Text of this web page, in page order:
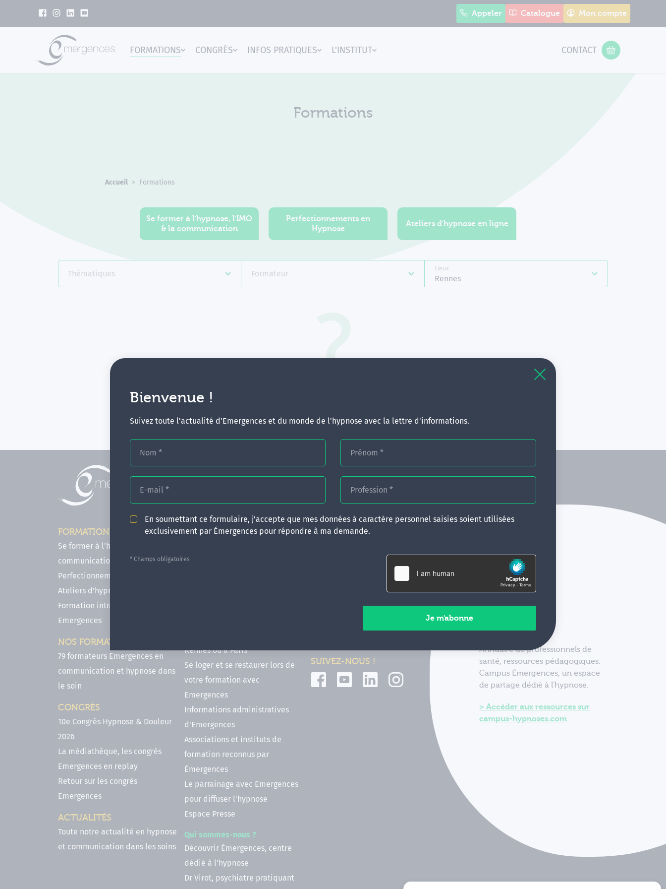
Bienvenue !
Suivez toute l'actualité d'Emergences et du monde de l'hypnose avec la lettre d'informations.
Nom * Prénom *
E-mail * Profession *
En soumettant ce formulaire, j'accepte que mes données à caractère personnel saisies soient utilisées
exclusivement par Émergences pour répondre à ma demande.
* Champs obligatoires
Appeler Catalogue Mon compte
Emergences
FORMATIONS CONGRÈS INFOS PRATIQUES L'INSTITUT CONTACT
VOTRE PANIER
Formations
Accueil Formations
Se former à l'hypnose, l'IMO
& la communication
Perfectionnements en
Hypnose
Ateliers d'hypnose en ligne
Thématiques Formateur
Lieux
Rennes
Aucune formation ne correspond à
FORMATIONS
Se former à l'hypnose, l'IMO & la
communication
Perfectionnements en Hypnose
Ateliers d'hypnose en ligne
Formation intra-établissement
Emergences
NOS FORMATEURS
79 formateurs Emergences en
communication et hypnose dans
le soin
CONGRÈS
10e Congrès Hypnose & Douleur
2026
La médiathèque, les congrès
Emergences en replay
Retour sur les congrès
Emergences
ACTUALITÉS
Toute notre actualité en hypnose
et communication dans les soins
INFOS PRATIQUES
en hypnose (FIF PL, CPF, DPC)
Rennes ou à Paris
Se loger et se restaurer lors de
votre formation avec
Emergences
Informations administratives
d'Emergences
Associations et instituts de
formation reconnus par
Émergences
Le parrainage avec Emergences
pour diffuser l'hypnose
Espace Presse
Qui sommes-nous ?
Découvrir Émergences, centre
dédié à l'hypnose
Dr Virot, psychiatre pratiquant
CONTACT
SUIVEZ-NOUS !
Annuaire de professionnels de
santé, ressources pédagogiques.
Campus Émergences, un espace
de partage dédié à l'hypnose.
Accéder aux ressources sur
campus-hypnoses.com